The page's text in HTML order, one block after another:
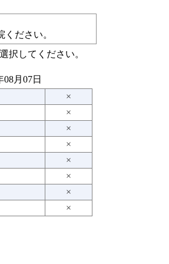
ださい。
択してください。
08月07日
×
×
×
×
×
×
×
×